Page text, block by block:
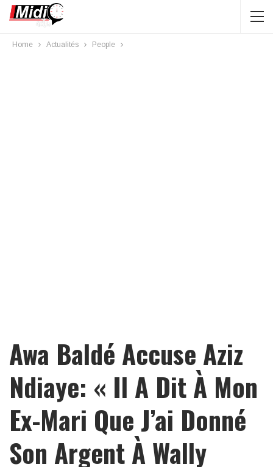
Home Actualités People
Awa Baldé Accuse Aziz
Ndiaye: « Il A Dit À Mon
Ex-Mari Que J’ai Donné
Son Argent À Wally